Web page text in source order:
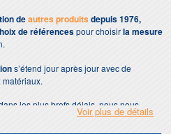
deautres produits depuis 1976,
de référencespour choisirla mesure
s’étend jour après jour avec de
les plus brefs délais, nous nous
mesure de pression
Voir plus de détails